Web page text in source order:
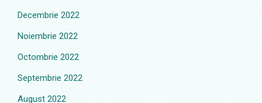
Decembrie 2022
Noiembrie 2022
Octombrie 2022
Septembrie 2022
August 2022